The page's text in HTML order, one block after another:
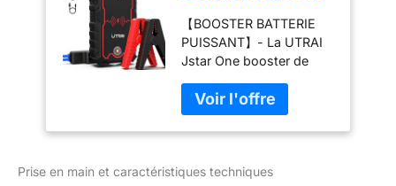
Portable Jump
Starter, Démarrage
de Voiture
12V(Jusqu’à 8.0 L
Essence 6.5L
Diesel) avec Sorties
QuickCharge 3.0,
Lampe
【BOOSTER BATTERIE
PUISSANT】- La UTRAI
Jstar One booster de
22000 mAh (81,4 Wh)
peut vous aider à
démarrer des véhicules
secondes. Et le courant
Prise en main et caractéristiques techniques